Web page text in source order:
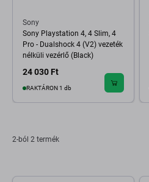
Sony
Sony Playstation 4, 4 Slim, 4
Pro - Dualshock 4 (V2) vezeték
nélküli vezérlő (Black)
24 030 Ft
RAKTÁRON 1 db
2-ból 2 termék